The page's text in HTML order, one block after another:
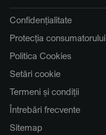
Confidențialitate
Protecția consumatorului
Politica Cookies
Setări cookie
Termeni și condiții
Întrebări frecvente
Sitemap